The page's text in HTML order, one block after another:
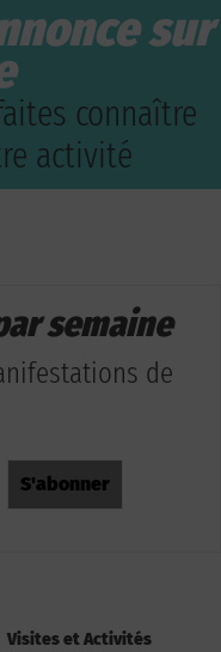
sur
connaître
activité
semaine
de
Visites et Activités